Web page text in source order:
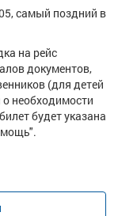
самый поздний в
на рейс
документов,
(для детей
необходимости
будет указана